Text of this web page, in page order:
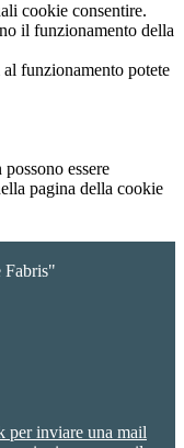
cookie consentire.
il funzionamento della
funzionamento potete
essere
pagina della cookie
per inviare una mail